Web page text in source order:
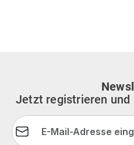
Jetzt registrieren und
E-Mail-Adresse*